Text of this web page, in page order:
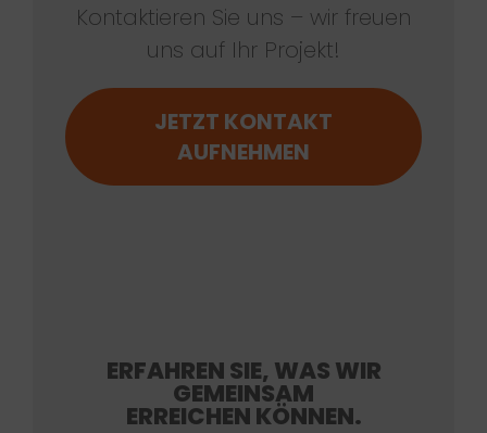
Kontaktieren Sie uns – wir freuen
uns auf Ihr Projekt!
JETZT KONTAKT
AUFNEHMEN
ERFAHREN SIE, WAS WIR
GEMEINSAM
ERREICHEN KÖNNEN.